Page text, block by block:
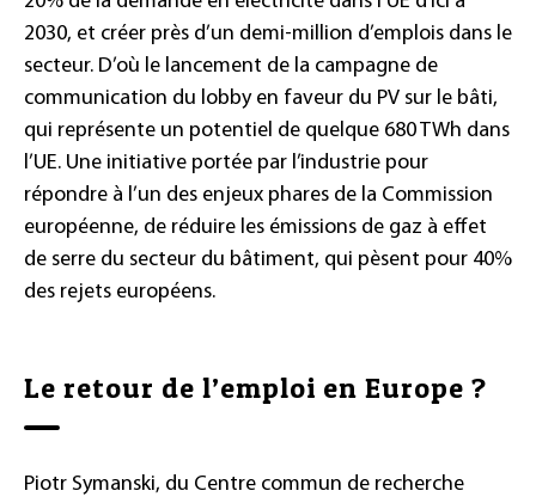
2030, et créer près d’un demi-million d’emplois dans le
secteur. D’où le lancement de la campagne de
communication du lobby en faveur du PV sur le bâti,
qui représente un potentiel de quelque 680 TWh dans
l’UE. Une initiative portée par l’industrie pour
répondre à l’un des enjeux phares de la Commission
européenne, de réduire les émissions de gaz à effet
de serre du secteur du bâtiment, qui pèsent pour 40%
des rejets européens.
Le retour de l’emploi en Europe ?
Piotr Symanski, du Centre commun de recherche